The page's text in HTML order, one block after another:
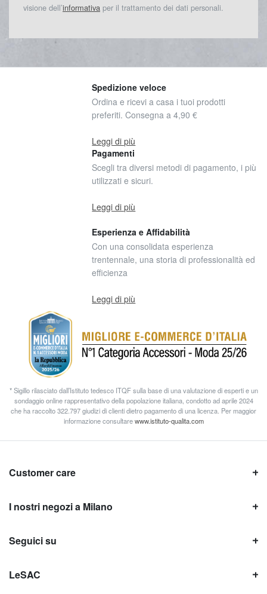
visione dell’informativa per il trattamento dei dati personali.
Spedizione veloce
Ordina e ricevi a casa i tuoi prodotti
preferiti. Consegna a 4,90 €
Leggi di più
Pagamenti
Scegli tra diversi metodi di pagamento, i più
utilizzati e sicuri.
Leggi di più
Esperienza e Affidabilità
Con una consolidata esperienza
trentennale, una storia di professionalità ed
efficienza
Leggi di più
* Sigillo rilasciato dall’Istituto tedesco ITQF sulla base di una valutazione di esperti e un
sondaggio online rappresentativo della popolazione italiana, condotto ad aprile 2024
che ha raccolto 322.797 giudizi di clienti dietro pagamento di una licenza. Per maggior
informazione consultarewww.istituto-qualita.com
Customer care
I nostri negozi a Milano
Seguici su
LeSAC